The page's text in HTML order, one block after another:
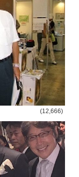
(12,666)